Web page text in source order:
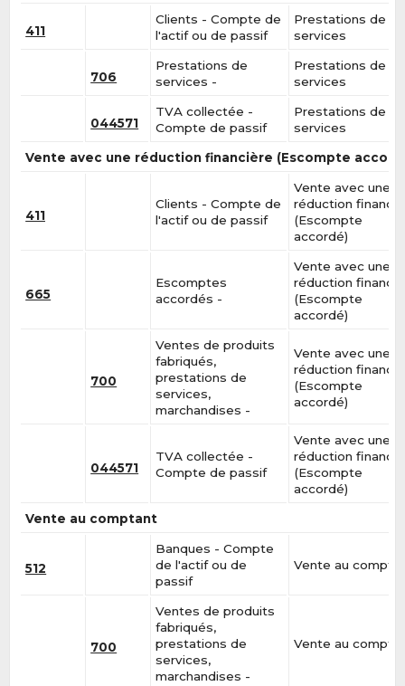
411
Clients - Compte de
l'actif ou de passif
Prestations de
services
706
Prestations de
services -
Prestations de
services
044571
TVA collectée -
Compte de passif
Prestations de
services
Vente avec une réduction financière (Escompte
411
Clients - Compte de
l'actif ou de passif
Vente avec une
réduction
(Escompte
accordé)
665
Escomptes
accordés -
Vente avec une
réduction
(Escompte
accordé)
700
Ventes de produits
fabriqués,
prestations de
services,
marchandises -
Vente avec une
réduction
(Escompte
accordé)
044571
TVA collectée -
Compte de passif
Vente avec une
réduction
(Escompte
accordé)
Vente au comptant
512
Banques - Compte
de l'actif ou de
passif
Vente au
700
Ventes de produits
fabriqués,
prestations de
services,
marchandises -
Vente au